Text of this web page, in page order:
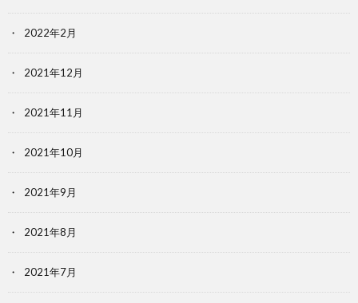
2022年2月
2021年12月
2021年11月
2021年10月
2021年9月
2021年8月
2021年7月